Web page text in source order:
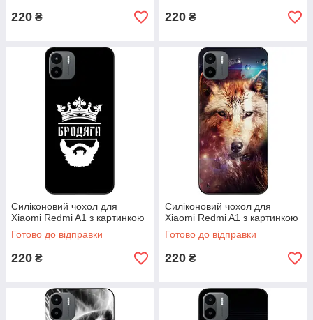
220 ₴ 220 ₴
Силіконовий чохол для
Xiaomi Redmi A1 з картинкою
Готово до відправки
220 ₴
Силіконовий чохол для
Xiaomi Redmi A1 з картинкою
Готово до відправки
220 ₴